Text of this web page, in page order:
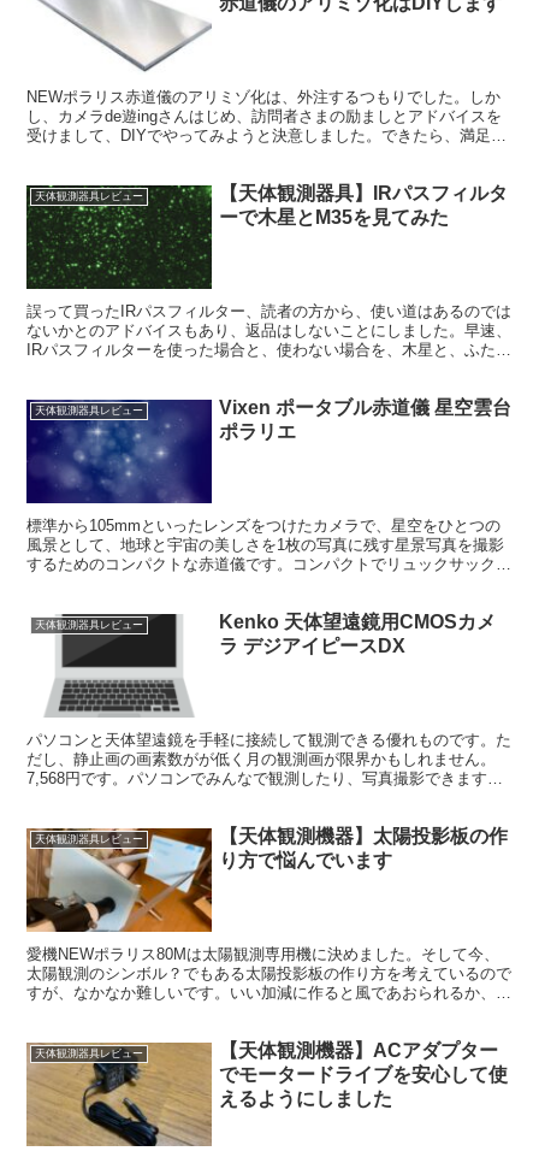
NEWポラリス赤道儀のアリミゾ化は、外注するつもりでした。しか
し、カメラde遊ingさんはじめ、訪問者さまの励ましとアドバイスを
受けまして、DIYでやってみようと決意しました。できたら、満足感
天体観測器具レビュー
【天体観測器具】IRパスフィルタ
ーで木星とM35を見てみた
誤って買ったIRパスフィルター、読者の方から、使い道はあるのでは
ないかとのアドバイスもあり、返品はしないことにしました。早速、
IRパスフィルターを使った場合と、使わない場合を、木星と、ふたご
天体観測器具レビュー
Vixen ポータブル赤道儀 星空雲台
ポラリエ
標準から105mmといったレンズをつけたカメラで、星空をひとつの
風景として、地球と宇宙の美しさを1枚の写真に残す星景写真を撮影
するためのコンパクトな赤道儀です。コンパクトでリュックサックに
天体観測器具レビュー
Kenko 天体望遠鏡用CMOSカメ
ラ デジアイピースDX
パソコンと天体望遠鏡を手軽に接続して観測できる優れものです。た
だし、静止画の画素数がが低く月の観測画が限界かもしれません。
7,568円です。パソコンでみんなで観測したり、写真撮影できます。
天体観測器具レビュー
【天体観測機器】太陽投影板の作
り方で悩んでいます
愛機NEWポラリス80Mは太陽観測専用機に決めました。そして今、
太陽観測のシンボル？でもある太陽投影板の作り方を考えているので
すが、なかなか難しいです。いい加減に作ると風であおられるか、飛
天体観測器具レビュー
【天体観測機器】ACアダプター
でモータードライブを安心して使
えるようにしました